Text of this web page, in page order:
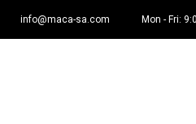
info@maca-sa.com Mon - Fri: